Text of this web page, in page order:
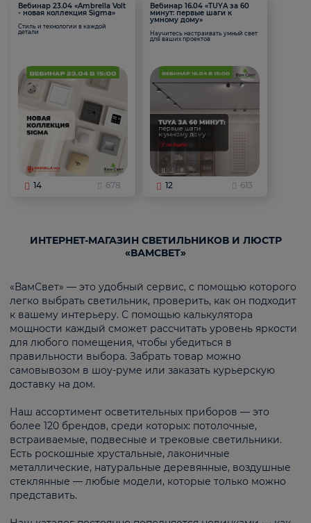
Вебинар 23.04 «Ambrella Volt
- новая коллекция Sigma»
Стиль и технологии в каждой
детали
14 678
Вебинар 16.04 «TUYA за 60
минут: первые шаги к
умному дому»
Научитесь настраивать умный свет
для ваших проектов
12 613
ИНТЕРНЕТ-МАГАЗИН СВЕТИЛЬНИКОВ И ЛЮСТР
«ВАМСВЕТ»
«ВамСвет» — это удобный сервис, с помощью которого
легко выбрать светильник, проверить, как он подходит
к вашему интерьеру. С помощью калькулятора
мощности каждый сможет рассчитать уровень яркости
для любого помещения, чтобы убедиться в
правильности выбора. Забрать товар можно
самовывозом в шоу-руме или заказать курьерскую
доставку на дом.
Наш ассортимент осветительных приборов — это
более 120 брендов, среди которых: потолочные,
встраиваемые, подвесные и трековые светильники.
Есть роскошные хрустальные, лаконичные
металлические, натуральные деревянные, воздушные
стеклянные — любые модели, которые только можно
представить.